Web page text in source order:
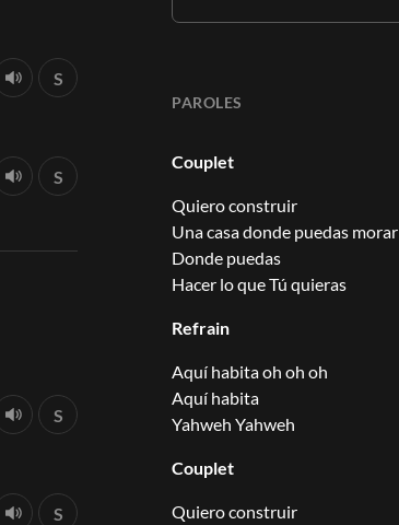
PAROLES
Couplet
Quiero construir
Una casa donde puedas morar
Donde puedas
Hacer lo que Tú quieras
Refrain
Aquí habita oh oh oh
Aquí habita
Yahweh Yahweh
Couplet
Quiero construir
S
S
S
S